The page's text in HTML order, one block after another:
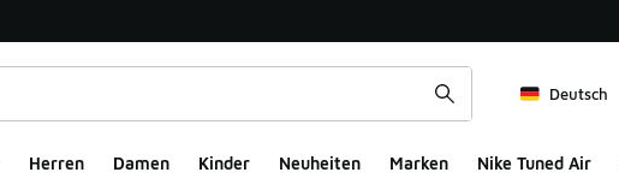
Deutsch
Herren Damen Kinder Neuheiten Marken Nike Tuned Air